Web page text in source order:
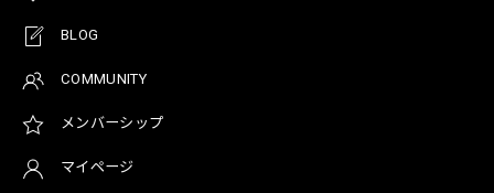
BLOG
COMMUNITY
メンバーシップ
マイページ